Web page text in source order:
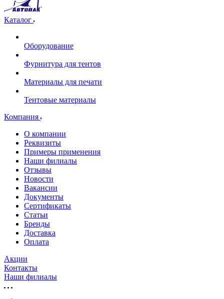
Каталог
Оборудование
Фурнитура для тентов
Материалы для печати
Тентовые материалы
Компания
О компании
Реквизиты
Примеры применения
Наши филиалы
Отзывы
Новости
Вакансии
Документы
Cертификаты
Статьи
Бренды
Доставка
Оплата
Акции
Контакты
Наши филиалы